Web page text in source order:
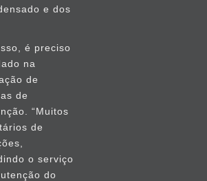
e dos
é preciso
na
de
de
“Muitos
de
o serviço
do